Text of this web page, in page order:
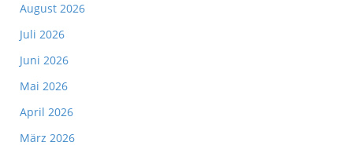
August 2026
Juli 2026
Juni 2026
Mai 2026
April 2026
März 2026